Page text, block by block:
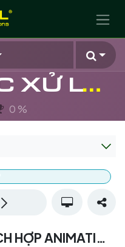
KHÓA HỌC XỬ LÝ MODEL AI AGENT 3D
0 %
PRO - XỬ LÝ 3D - TÍCH HỢP ANIMATION CHO MODEL 3D AI AGENT ĐÃ CÓ RIG - BLENDER